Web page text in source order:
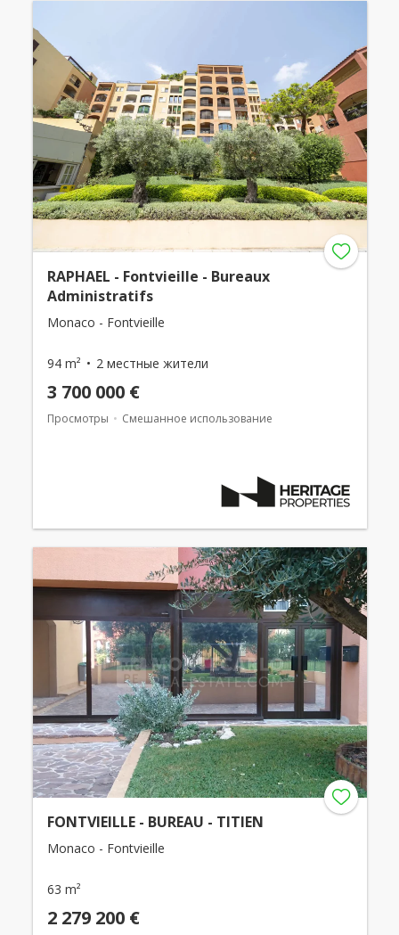
RAPHAEL - Fontvieille - Bureaux
Administratifs
Monaco - Fontvieille
94 m² 2 местные жители
3 700 000 €
Просмотры Смешанное использование
FONTVIEILLE - BUREAU - TITIEN
Monaco - Fontvieille
63 m²
2 279 200 €